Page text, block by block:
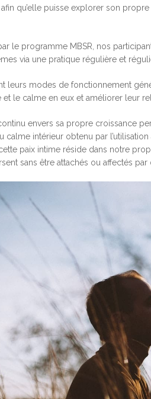
qu’elle puisse explorer son
le programme MBSR, nos
via une pratique régulière et
leurs modes de fonctionnement
et le calme en eux et améliorer leur
envers sa propre croissance
calme intérieur obtenu par
paix intime réside dans notre
sans être attachés ou affectés par